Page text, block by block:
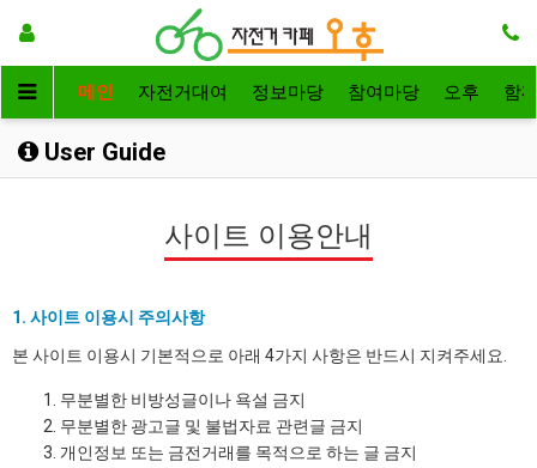
메인 자전거대여 정보마당 참여마당 오후 함
User Guide
사이트 이용안내
1. 사이트 이용시 주의사항
본 사이트 이용시 기본적으로 아래 4가지 사항은 반드시 지켜주세요.
무분별한 비방성글이나 욕설 금지
무분별한 광고글 및 불법자료 관련글 금지
개인정보 또는 금전거래를 목적으로 하는 글 금지